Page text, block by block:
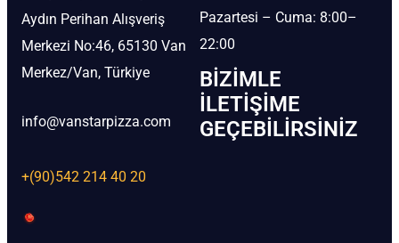
Aydın Perihan Alışveriş
Merkezi No:46, 65130 Van
Merkez/Van, Türkiye
info@vanstarpizza.com
+(90)542 214 40 20
Pazartesi – Cuma: 8:00–
22:00
BIZIMLE
İLETIŞIME
GEÇEBILIRSINIZ